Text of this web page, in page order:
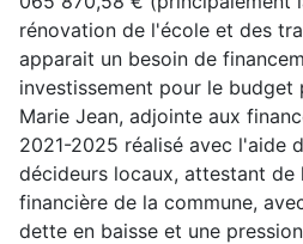
rénovation de l'école et des
apparait un besoin de
investissement pour le budget
Marie Jean, adjointe aux
2021-2025 réalisé avec l'aide
décideurs locaux, attestant de
financière de la commune,
dette en baisse et une